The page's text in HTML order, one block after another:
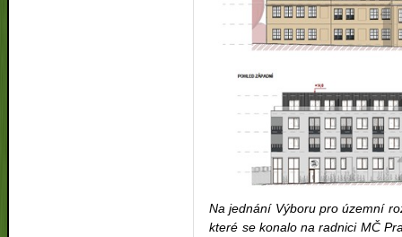
Na jednání Výboru pro územní
které se konalo na radnici MČ